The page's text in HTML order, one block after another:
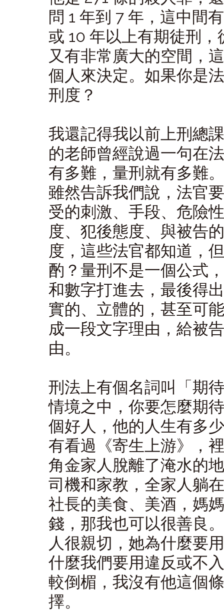
問 1 年到 7 年，這中間
或 10 年以上有期徒刑
又有非常廣大的空間，
個人來決定。如果你是
刑度？
我還記得我以前上刑總
的老師曾經說過一句在
有多難，量刑就有多難
雖然告訴我們說，法官
受的刺激、手段、危險
度、犯後態度、與被告
度，這些法官都知道，
酌？量刑不是一個公式
和數字打進去，最後得
實的、立體的，甚至可
成一段文字理由，給被
由。
刑法上有個名詞叫「期
情境之中，你要怎麼期
個好人，他的人生有多
有看過《寄生上游》，
角金家人脫離了淹水的
司機和家教，全家人躺
社長的美食、美酒，媽
錢，那我也可以很善良
人很親切，她為什麼要
什麼我們要用違反或不
較倒楣，我沒有他這個
擇。